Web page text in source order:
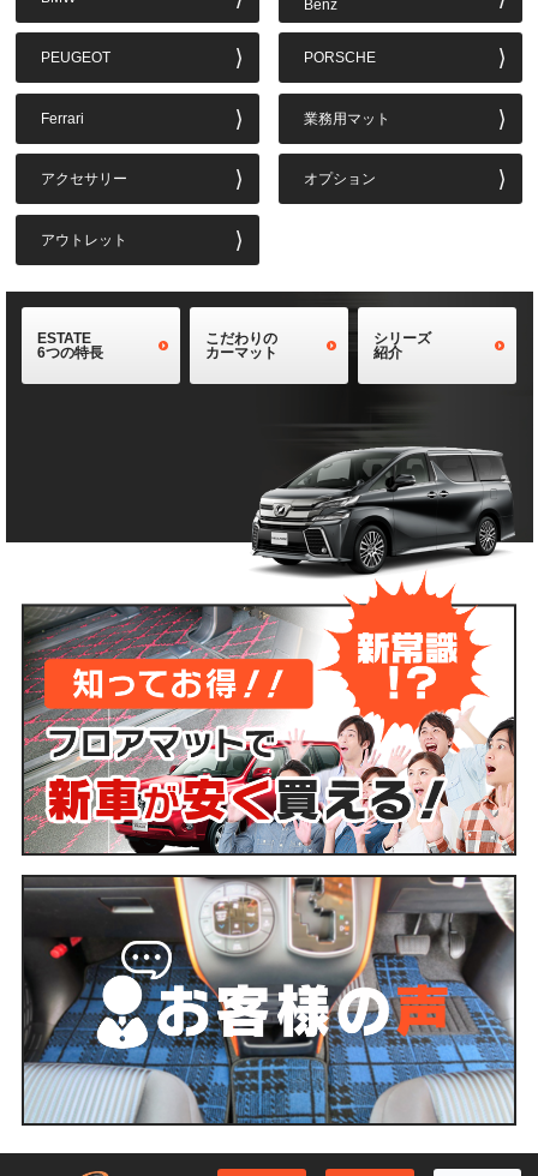
Benz
PEUGEOT PORSCHE
Ferrari 業務用マット
アクセサリー オプション
アウトレット
ESTATE
6つの特長
こだわりの
カーマット
シリーズ
紹介